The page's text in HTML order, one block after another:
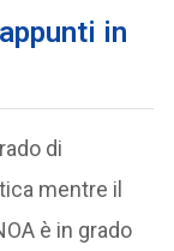
in
di
mentre il
è in grado